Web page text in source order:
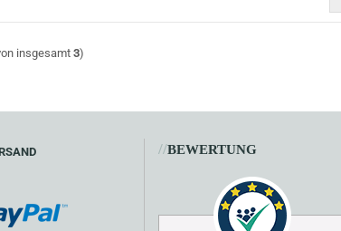
insgesamt 3)
//BEWERTUNG